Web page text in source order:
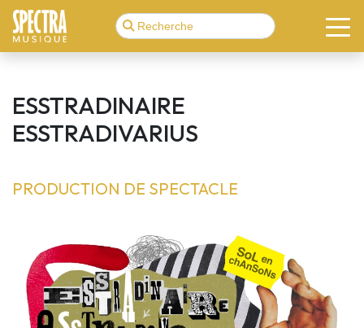
ESSTRADINAIRE
ESSTRADIVARIUS
PRODUCTION DE SPECTACLE